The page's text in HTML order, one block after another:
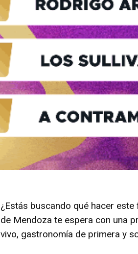
¿Estás buscando qué hacer
de Mendoza te espera con una
vivo, gastronomía de primera y